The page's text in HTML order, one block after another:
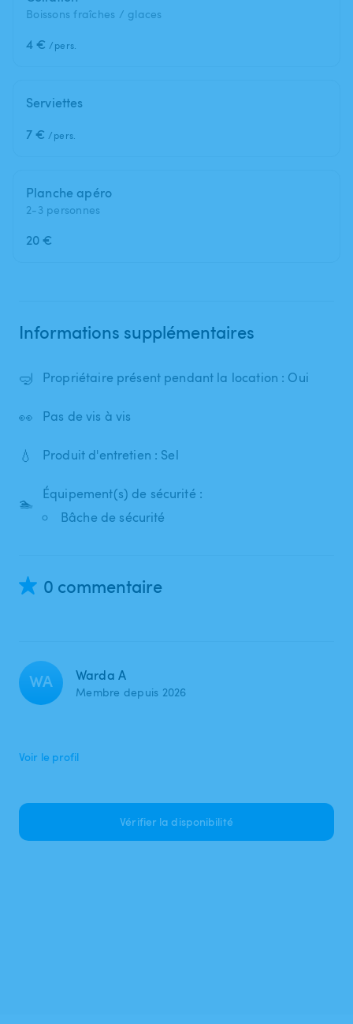
Boissons fraîches / glaces
4 € /pers.
Serviettes
7 € /pers.
Planche apéro
2-3 personnes
20 €
Informations supplémentaires
🤿 Propriétaire présent pendant la location : Oui
👀 Pas de vis à vis
💧 Produit d'entretien : Sel
🏊
Équipement(s) de sécurité :
Bâche de sécurité
0 commentaire
WA Warda A
Membre depuis 2026
Voir le profil
Vérifier la disponibilité